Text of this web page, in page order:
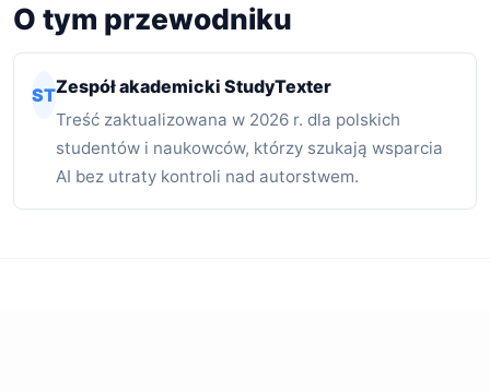
O tym przewodniku
STZespół akademicki StudyTexter
Treść zaktualizowana w 2026 r. dla polskich
studentów i naukowców, którzy szukają wsparcia
AI bez utraty kontroli nad autorstwem.